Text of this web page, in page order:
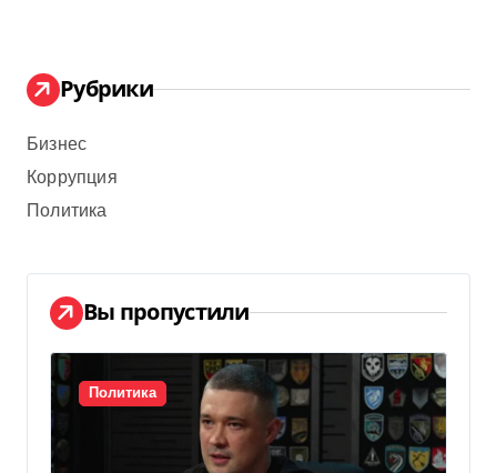
Рубрики
Бизнес
Коррупция
Политика
Вы пропустили
Политика